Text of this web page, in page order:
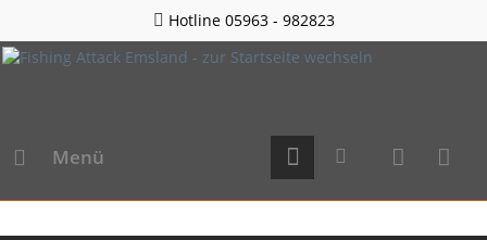
Hotline 05963 - 982823
Menü